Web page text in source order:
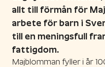
allt till förmån för
arbete för barn i
till en meningsfull
fattigdom.
Majblomman fyller i år